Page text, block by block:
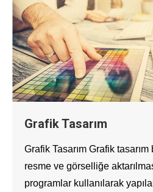
Grafik Tasarım
Grafik Tasarım Grafik
resme ve görselliğe
programlar kullanılarak